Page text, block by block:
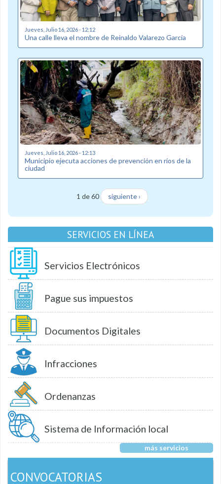
Jueves, Julio 16, 2026 - 12:12
Una calle lleva el nombre de Reinaldo Valarezo García
Jueves, Julio 16, 2026 - 12:13
Municipio ejecuta acciones de prevención en ríos de la
ciudad
1 de 60 siguiente ›
SERVICIOS EN LÍNEA
Servicios Electrónicos
Pague sus impuestos
Documentos Digitales
Infracciones
Ordenanzas
Sistema de Información local
más servicios
CONVOCATORIAS